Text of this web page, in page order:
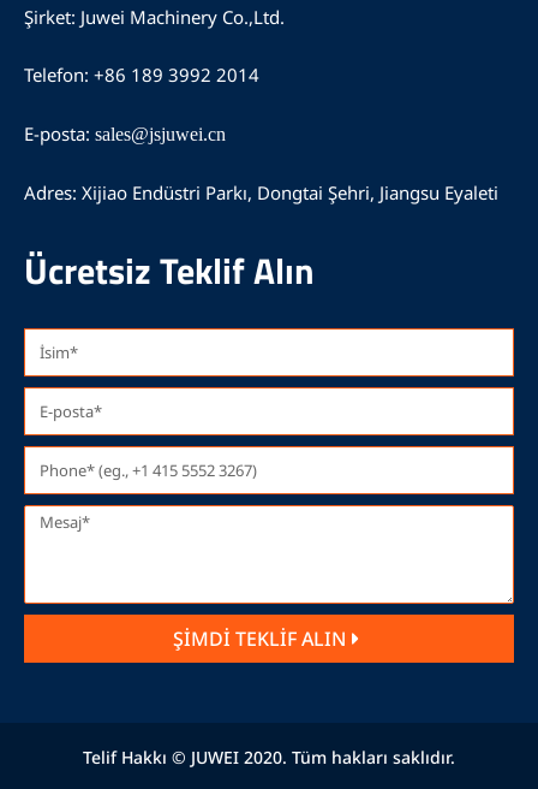
e
o
o
t
b
e
t
g
r
m
Şirket: Juwei Machinery Co.,Ltd.
Telefon: +86 189 3992 2014
E-posta: sales@jsjuwei.cn
Adres: Xijiao Endüstri Parkı, Dongtai Şehri, Jiangsu Eyaleti
Ücretsiz Teklif Alın
ŞİMDİ TEKLİF ALIN
Telif Hakkı © JUWEI 2020. Tüm hakları saklıdır.